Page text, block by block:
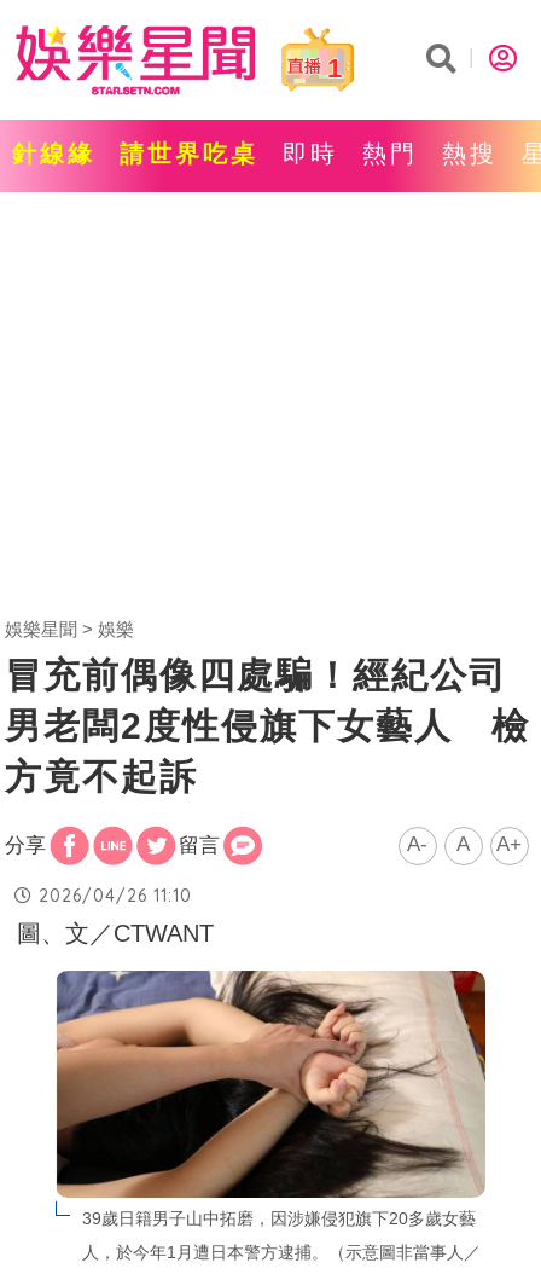
1
針線緣 請世界吃桌 即時 熱門 熱搜
娛樂星聞 娛樂
冒充前偶像四處騙！經紀公司
男老闆2度性侵旗下女藝人 檢
方竟不起訴
分享 留言 A- A A+
2026/04/26 11:10
圖、文／CTWANT
39歲日籍男子山中拓磨，因涉嫌侵犯旗下20多歲女藝
人，於今年1月遭日本警方逮捕。（示意圖非當事人／